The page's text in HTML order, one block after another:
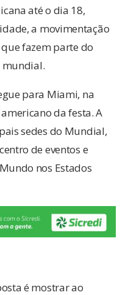
até o dia 18,
a movimentação
fazem parte do
mundial.
para Miami, na
da festa. A
sedes do Mundial,
de eventos e
nos Estados
é mostrar ao